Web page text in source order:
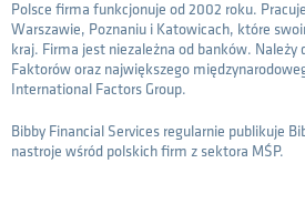
PARTNERZY
KONTAKT
Polsce firma funkcjonuje od 2002 roku.
Warszawie, Poznaniu i Katowicach, które
kraj. Firma jest niezależna od banków. Należy
Faktorów oraz największego
International Factors Group.
Bibby Financial Services regularnie publikuje
nastroje wśród polskich firm z sektora MŚP.